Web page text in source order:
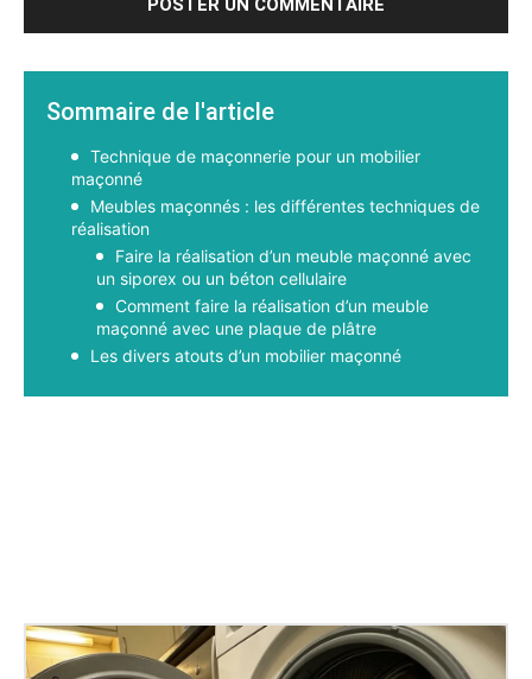
Sommaire de l'article
Technique de maçonnerie pour un mobilier
maçonné
Meubles maçonnés : les différentes techniques de
réalisation
Faire la réalisation d’un meuble maçonné avec
un siporex ou un béton cellulaire
Comment faire la réalisation d’un meuble
maçonné avec une plaque de plâtre
Les divers atouts d’un mobilier maçonné